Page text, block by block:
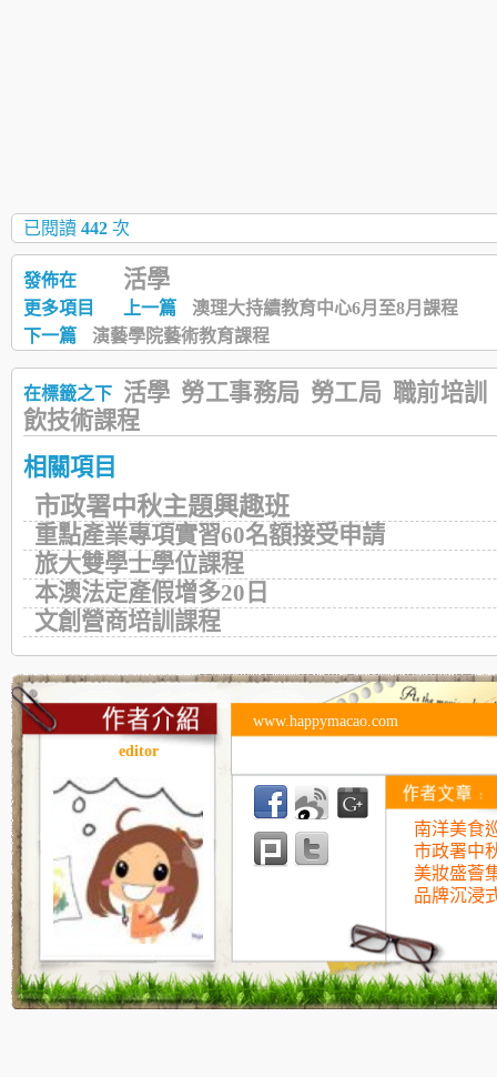
已閱讀 442 次
發佈在 活學
更多項目 上一篇
澳理大持續教育中心6月至8月課程
下一篇
演藝學院藝術教育課程
在標籤之下 活學 勞工事務局 勞工局 職前培訓
飲技術課程
相關項目
市政署中秋主題興趣班
重點產業專項實習60名額接受申請
旅大雙學士學位課程
本澳法定產假增多20日
文創營商培訓課程
editor
www.happymacao.com
南洋美食
市政署中
美妝盛薈
品牌沉浸